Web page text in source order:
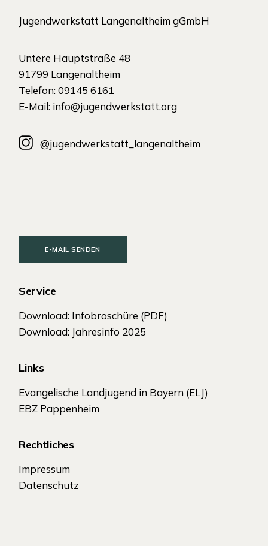
Jugendwerkstatt Langenaltheim gGmbH
Untere Hauptstraße 48
91799 Langenaltheim
Telefon: 09145 6161
E-Mail: info@jugendwerkstatt.org
@jugendwerkstatt_langenaltheim
E-MAIL SENDEN
Service
Download: Infobroschüre (PDF)
Download: Jahresinfo 2025
Links
Evangelische Landjugend in Bayern (ELJ)
EBZ Pappenheim
Rechtliches
Impressum
Datenschutz